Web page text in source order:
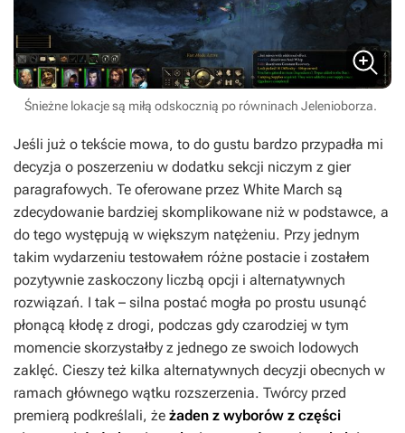
Śnieżne lokacje są miłą odskocznią po równinach Jelenioborza.
Jeśli już o tekście mowa, to do gustu bardzo przypadła mi
decyzja o poszerzeniu w dodatku sekcji niczym z gier
paragrafowych. Te oferowane przez White March są
zdecydowanie bardziej skomplikowane niż w podstawce, a
do tego występują w większym natężeniu. Przy jednym
takim wydarzeniu testowałem różne postacie i zostałem
pozytywnie zaskoczony liczbą opcji i alternatywnych
rozwiązań. I tak – silna postać mogła po prostu usunąć
płonącą kłodę z drogi, podczas gdy czarodziej w tym
momencie skorzystałby z jednego ze swoich lodowych
zaklęć. Cieszy też kilka alternatywnych decyzji obecnych w
ramach głównego wątku rozszerzenia. Twórcy przed
premierą podkreślali, że żaden z wyborów z części